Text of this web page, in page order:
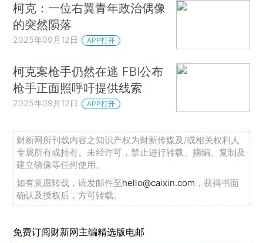
柯克：一位右翼青年政治偶像
的突然陨落
2025年09月12日 APP打开
柯克案枪手仍然在逃 FBI公布
枪手正面照呼吁提供线索
2025年09月12日 APP打开
财新网所刊载内容之知识产权为财新传媒及/或相关权利人
专属所有或持有。未经许可，禁止进行转载、摘编、复制及
建立镜像等任何使用。
如有意愿转载，请发邮件至hello@caixin.com ，获得书面
确认及授权后，方可转载。
免费订阅财新网主编精选版电邮